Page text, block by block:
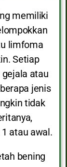
memiliki
limfoma
Setiap
atau
jenis
tidak
atau awal.
bening